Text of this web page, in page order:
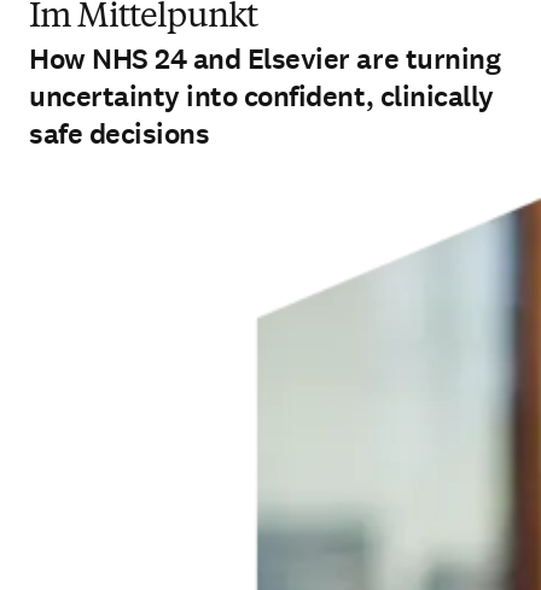
Im Mittelpunkt
How NHS 24 and Elsevier are turning
uncertainty into confident, clinically
safe decisions